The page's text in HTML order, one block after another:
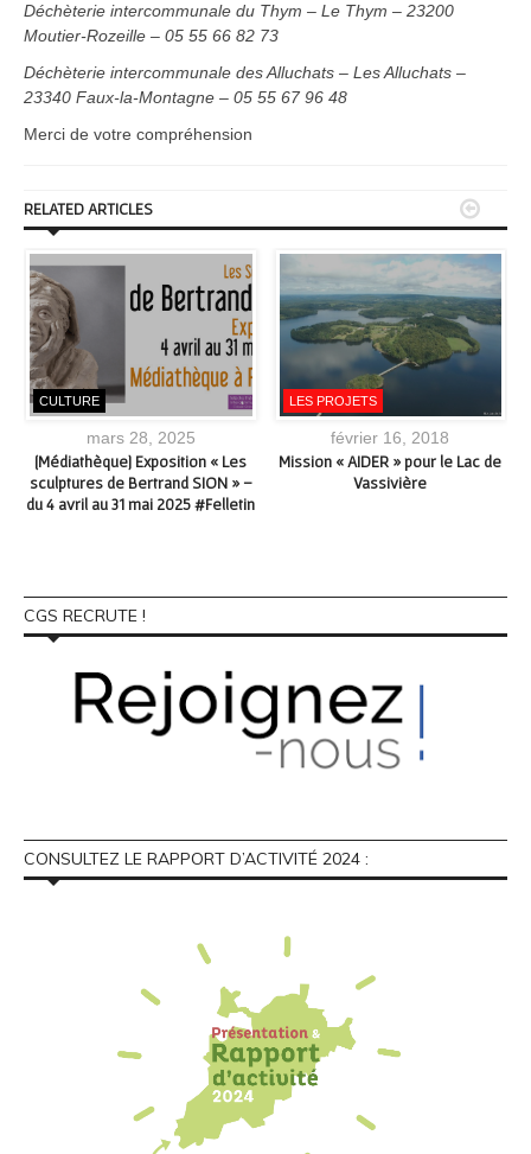
Déchèterie intercommunale du Thym – Le Thym – 23200
Moutier-Rozeille – 05 55 66 82 73
Déchèterie intercommunale des Alluchats – Les Alluchats –
23340 Faux-la-Montagne – 05 55 67 96 48
Merci de votre compréhension
RELATED ARTICLES
CULTURE
mars 28, 2025
[Médiathèque] Exposition « Les
sculptures de Bertrand SION » –
du 4 avril au 31 mai 2025 #Felletin
LES PROJETS
février 16, 2018
Mission « AIDER » pour le Lac de
Vassivière

CGS RECRUTE !
CONSULTEZ LE RAPPORT D’ACTIVITÉ 2024 :